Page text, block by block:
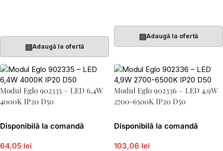
▤Adaugă la ofertă
▤Adaugă la ofertă
Modul Eglo 902335 – LED 6,4W
4000K IP20 D50
Disponibilă la comandă
64,05 lei
Modul Eglo 902336 – LED 4,9W
2700-6500K IP20 D50
Disponibilă la comandă
103,06 lei